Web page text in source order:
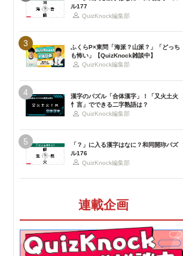
ル177
QuizKnock編集部
3
ふくらP×東問「海派？山派？」「どっち
も怖い」【QuizKnock雑談中】
QuizKnock編集部
4
漢字のパズル「合体漢字」！「又火土火
忄言」でできる二字熟語は？
QuizKnock編集部
5
「？」に入る漢字はなに？和同開珎パズ
ル176
QuizKnock編集部
連載企画